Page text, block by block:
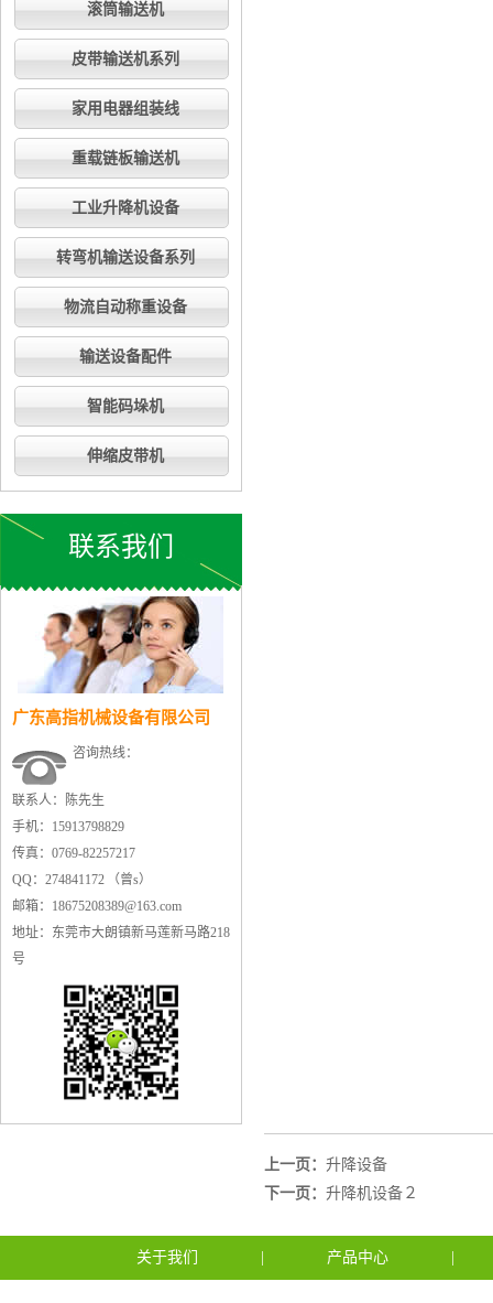
滚筒输送机
皮带输送机系列
家用电器组装线
重载链板输送机
工业升降机设备
转弯机输送设备系列
物流自动称重设备
输送设备配件
智能码垛机
伸缩皮带机
联系我们
广东高指机械设备有限公司
咨询热线：
联系人：陈先生
手机：15913798829
传真：0769-82257217
QQ：274841172 （曾s）
邮箱：18675208389@163.com
地址：东莞市大朗镇新马莲新马路218
号
上一页： 升降设备
下一页： 升降机设备２
关于我们 产品中心